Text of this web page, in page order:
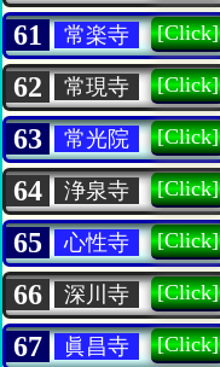
61 常楽寺 [Click]
62 常現寺 [Click]
63 常光院 [Click]
64 浄泉寺 [Click]
65 心性寺 [Click]
66 深川寺 [Click]
67 眞昌寺 [Click]